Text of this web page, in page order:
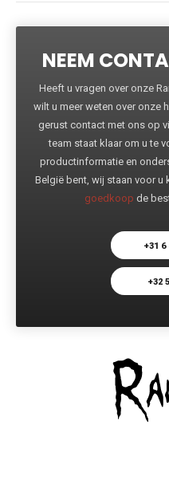
NEEM
Heeft u vragen over onze
wilt u meer weten over onze
gerust contact met ons op
team staat klaar om u te
productinformatie en
België bent, wij staan voor u
goedkoop de
+31 6
+32